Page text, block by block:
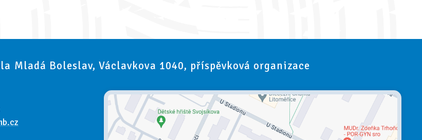
Mladá Boleslav, Václavkova 1040, příspěvková organizace